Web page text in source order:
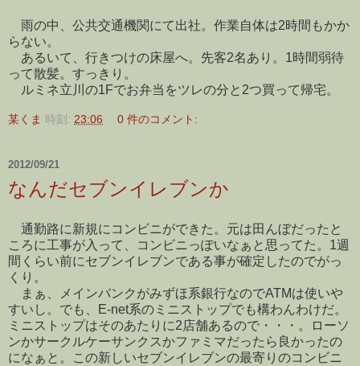
雨の中、公共交通機関にて出社。作業自体は2時間もかか
らない。
あるいて、行きつけの床屋へ。先客2名あり。1時間弱待
って散髪。すっきり。
ルミネ立川の1Fでお弁当をツレの分と2つ買って帰宅。
某くま 時刻: 23:06 0 件のコメント:
2012/09/21
なんだセブンイレブンか
通勤路に新規にコンビニができた。元は田んぼだったと
ころに工事が入って、コンビニっぽいなぁと思ってた。1週
間くらい前にセブンイレブンである事が確定したのでがっ
くり。
まぁ、メインバンクがみずほ系銀行なのでATMは使いや
すいし。でも、E-net系のミニストップでも構わんわけだ。
ミニストップはそのあたりに2店舗あるので・・・。ローソ
ンかサークルケーサンクスかファミマだったら良かったの
になぁと。この新しいセブンイレブンの最寄りのコンビニ